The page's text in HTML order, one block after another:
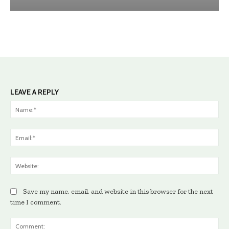
LEAVE A REPLY
Save my name, email, and website in this browser for the next
time I comment.